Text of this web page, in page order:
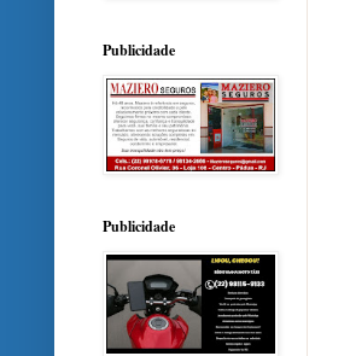
Publicidade
Publicidade